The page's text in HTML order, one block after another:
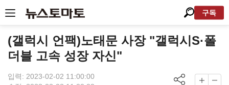
구독
(갤럭시 언팩)노태문 사장 "갤럭시S·폴
더블 고속 성장 자신"
입력: 2023-02-02 11:00:00